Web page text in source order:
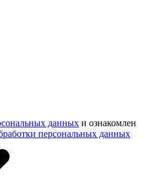
данных и ознакомлен
персональных данных